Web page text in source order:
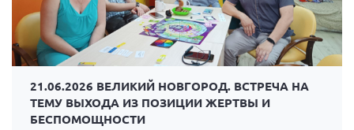
Челябинская область
Ярославская область
21.06.2026 ВЕЛИКИЙ НОВГОРОД. ВСТРЕЧА НА
ТЕМУ ВЫХОДА ИЗ ПОЗИЦИИ ЖЕРТВЫ И
БЕСПОМОЩНОСТИ